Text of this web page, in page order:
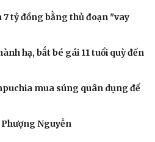
7 tỷ đồng bằng thủ đoạn "vay
hạ, bắt bé gái 11 tuổi quỳ đến
mua súng quân dụng để
Nguyễn